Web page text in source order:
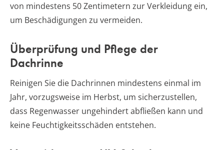
von mindestens 50 Zentimetern zur Verkleidung ein,
um Beschädigungen zu vermeiden.
Überprüfung und Pflege der
Dachrinne
Reinigen Sie die Dachrinnen mindestens einmal im
Jahr, vorzugsweise im Herbst, um sicherzustellen,
dass Regenwasser ungehindert abfließen kann und
keine Feuchtigkeitsschäden entstehen.